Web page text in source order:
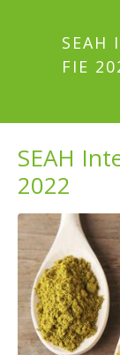
SEAH
FIE
SEAH
2022